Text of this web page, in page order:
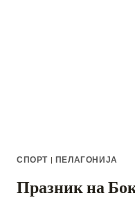
СПОРТ| ПЕЛАГОНИЈА
Празник на